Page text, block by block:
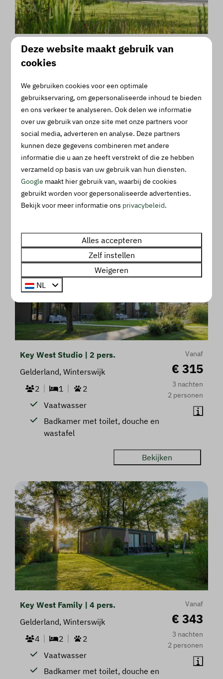
Comfortplaats Privé Sanitair met
deels verharding
6
2
Campers/Caravans tot 8,5 meter
10 Ampère stroom (verhoging mogelijk tot
16 Ampère)
Extra ruime plaats (ca. 140m²)
Privé sanitair - Eigen douche, toilet en
wastafel op de plaats
Bekijken
Vanaf
€ 315
3 nachten
2 personen
Key West Studio | 2 pers.
Gelderland, Winterswijk
2
1
2
Vaatwasser
Badkamer met toilet, douche en
wastafel
Bekijken
Vanaf
€ 343
3 nachten
2 personen
Key West Family | 4 pers.
Gelderland, Winterswijk
4
2
2
Vaatwasser
Badkamer met toilet, douche en
Deze website maakt gebruik van
cookies
We gebruiken cookies voor een optimale
gebruikservaring, om gepersonaliseerde inhoud te bieden
en ons verkeer te analyseren. Ook delen we informatie
over uw gebruik van onze site met onze partners voor
social media, adverteren en analyse. Deze partners
kunnen deze gegevens combineren met andere
informatie die u aan ze heeft verstrekt of die ze hebben
verzameld op basis van uw gebruik van hun diensten.
Google maakt hier gebruik van, waarbij de cookies
gebruikt worden voor gepersonaliseerde advertenties.
Bekijk voor meer informatie ons privacybeleid.
Alles accepteren
Zelf instellen
Weigeren
NL